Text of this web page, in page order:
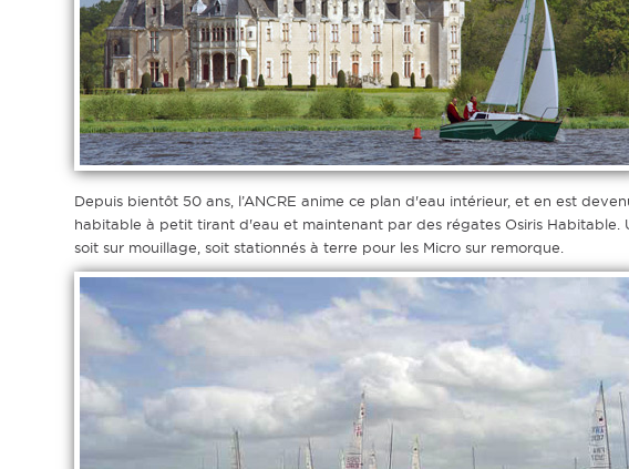
Depuis bientôt 50 ans, l’ANCRE anime ce plan d'eau intérieur, et en est
habitable à petit tirant d'eau et maintenant par des régates Osiris
soit sur mouillage, soit stationnés à terre pour les Micro sur remorque.